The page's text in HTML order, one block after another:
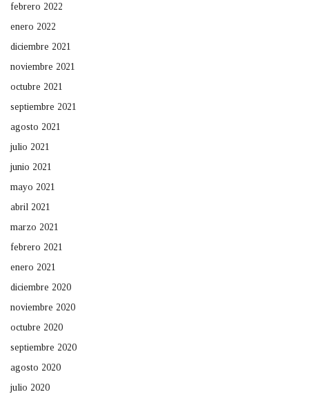
febrero 2022
enero 2022
diciembre 2021
noviembre 2021
octubre 2021
septiembre 2021
agosto 2021
julio 2021
junio 2021
mayo 2021
abril 2021
marzo 2021
febrero 2021
enero 2021
diciembre 2020
noviembre 2020
octubre 2020
septiembre 2020
agosto 2020
julio 2020